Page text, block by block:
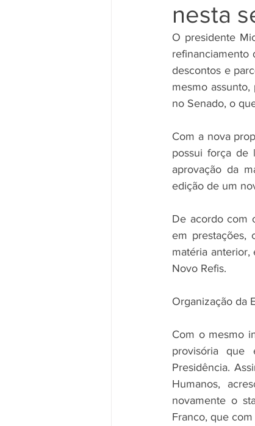
nesta
O presidente
refinanciamento
descontos e
mesmo
no Senado, o
Com a nova
possui força de
aprovação da
edição de um
De acordo com
em prestações,
matéria
Novo Refis.
Organização da
Com o mesmo
provisória que
Presidência.
Humanos,
novamente o
Franco, que